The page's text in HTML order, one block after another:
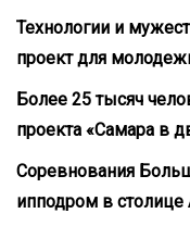
Технологии и
проект для
Более 25 тысяч
проекта «Самара в
Соревнования
ипподром в столице